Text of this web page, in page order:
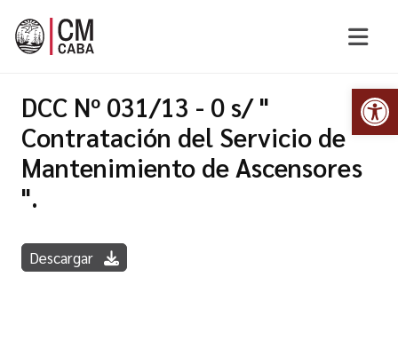
DCC Nº 031/13 - 0 s/ "
Contratación del Servicio de
Mantenimiento de Ascensores
".
Descargar